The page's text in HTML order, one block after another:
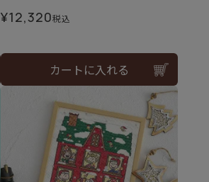
¥12,320税込
カートに入れる